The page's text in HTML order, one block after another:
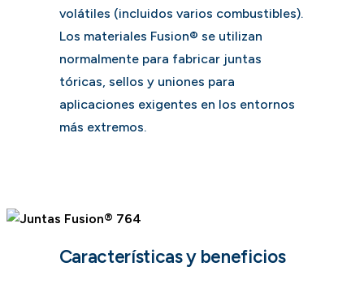
volátiles (incluidos varios combustibles).
Los materiales Fusion® se utilizan
normalmente para fabricar juntas
tóricas, sellos y uniones para
aplicaciones exigentes en los entornos
más extremos.
Características y beneficios